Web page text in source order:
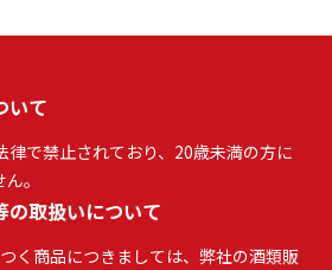
いて
律で禁止されており、20歳未満の方に
。
の取扱いについて
く商品につきましては、弊社の酒類販